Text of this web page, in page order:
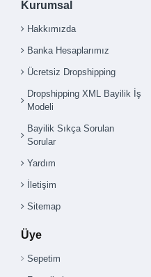
Çok Satılan Ürün
Kurumsal
Hakkımızda
Banka Hesaplarımız
Ücretsiz Dropshipping
Dropshipping XML Bayilik İş
Modeli
Bayilik Sıkça Sorulan
Sorular
Yardım
İletişim
Sitemap
Üye
Sepetim